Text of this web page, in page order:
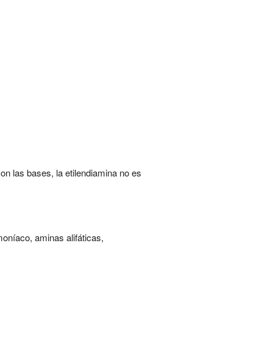
las bases, la etilendiamina no es
aminas alifáticas,